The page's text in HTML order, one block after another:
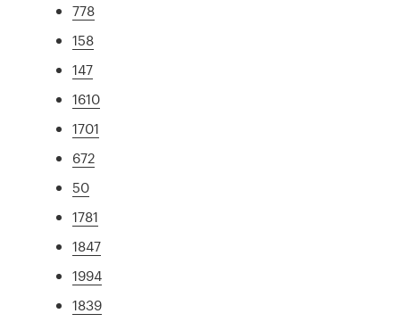
778
158
147
1610
1701
672
50
1781
1847
1994
1839